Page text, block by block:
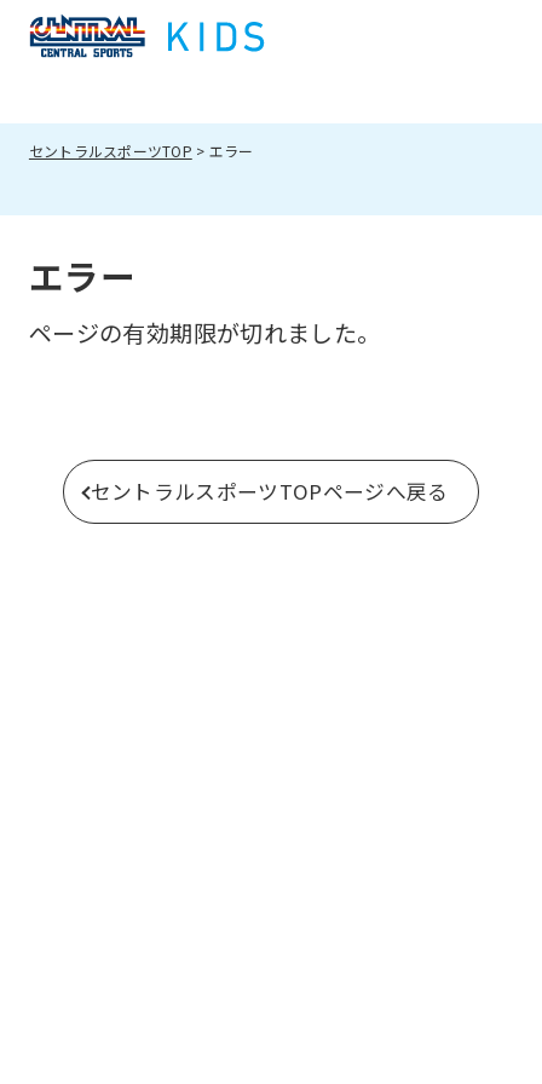
セントラルスポーツTOP エラー
エラー
ページの有効期限が切れました。
セントラルスポーツTOPページへ戻る